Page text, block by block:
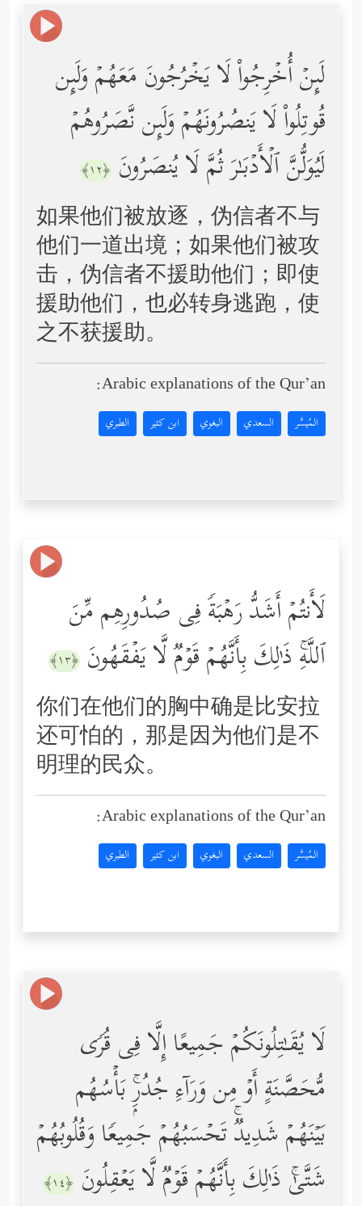
لَىِٕنۡ أُخۡرِجُواْ لَا یَخۡرُجُونَ مَعَهُمۡ وَلَىِٕن
قُوتِلُواْ لَا یَنصُرُونَهُمۡ وَلَىِٕن نَّصَرُوهُمۡ
لَیُوَلُّنَّ ٱلۡأَدۡبَـٰرَ ثُمَّ لَا یُنصَرُونَ ﴿١٢﴾
如果他们被放逐，伪信者不与
他们一道出境；如果他们被攻
击，伪信者不援助他们；即使
援助他们，也必转身逃跑，使
之不获援助。
Arabic explanations of the Qur’an:
المُيسَّر السعدي البغوي ابن كثير الطبري
لَأَنتُمۡ أَشَدُّ رَهۡبَةࣰ فِی صُدُورِهِم مِّنَ
ٱللَّهِۚ ذَ ٰ⁠لِكَ بِأَنَّهُمۡ قَوۡمࣱ لَّا یَفۡقَهُونَ ﴿١٣﴾
你们在他们的胸中确是比安拉
还可怕的，那是因为他们是不
明理的民众。
Arabic explanations of the Qur’an:
المُيسَّر السعدي البغوي ابن كثير الطبري
لَا یُقَـٰتِلُونَكُمۡ جَمِیعًا إِلَّا فِی قُرࣰى
مُّحَصَّنَةٍ أَوۡ مِن وَرَاۤءِ جُدُرِۭۚ بَأۡسُهُم
بَیۡنَهُمۡ شَدِیدࣱۚ تَحۡسَبُهُمۡ جَمِیعࣰا وَقُلُوبُهُمۡ
شَتَّىٰۚ ذَ ٰ⁠لِكَ بِأَنَّهُمۡ قَوۡمࣱ لَّا یَعۡقِلُونَ ﴿١٤﴾